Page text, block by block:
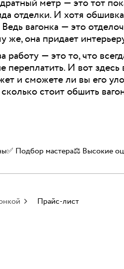
метр — это тот
отделки. И хотя
вагонка — это
же, она придает
— это то, что
И вот
и сможете ли вы его
сколько стоит обшить
✅️ Подбор мастера⚖️ Высокие
Прайс-лист